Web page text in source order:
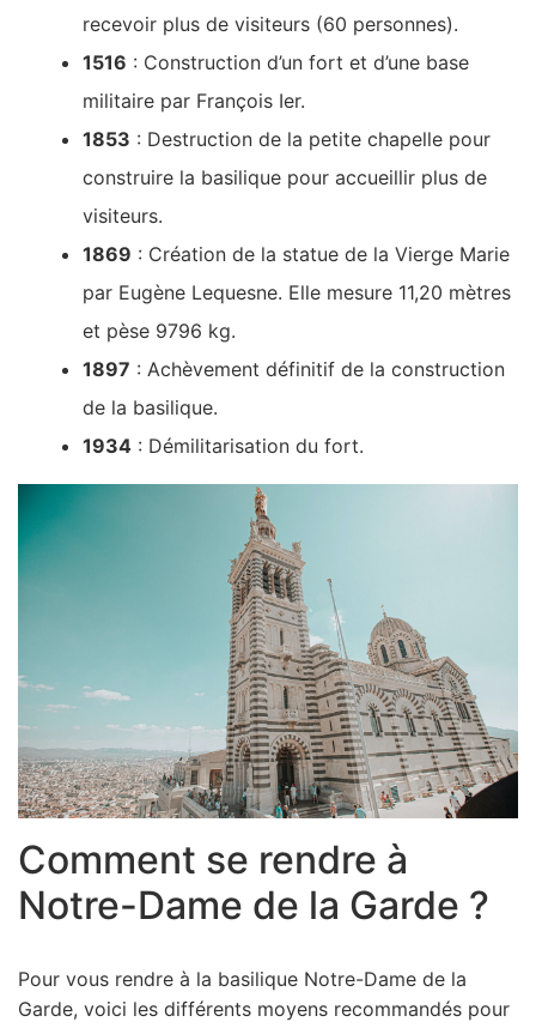
recevoir plus de visiteurs (60 personnes).
1516 : Construction d’un fort et d’une base
militaire par François Ier.
1853 : Destruction de la petite chapelle pour
construire la basilique pour accueillir plus de
visiteurs.
1869 : Création de la statue de la Vierge Marie
par Eugène Lequesne. Elle mesure 11,20 mètres
et pèse 9796 kg.
1897 : Achèvement définitif de la construction
de la basilique.
1934 : Démilitarisation du fort.
Comment se rendre à
Notre-Dame de la Garde ?
Pour vous rendre à la basilique Notre-Dame de la
Garde, voici les différents moyens recommandés pour